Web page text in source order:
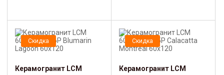
Скидка
Керамогранит LCM
Скидка
Керамогранит LCM